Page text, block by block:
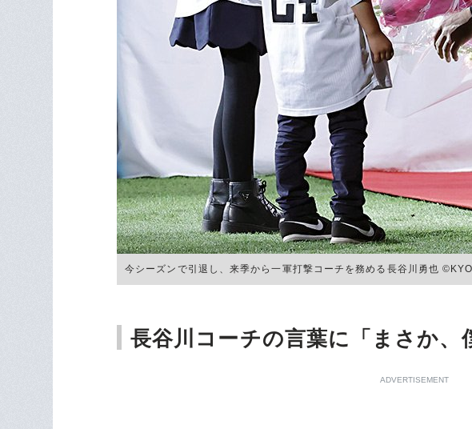
今シーズンで引退し、来季から一軍打撃コーチを務める長谷川勇也
長谷川コーチの言葉に「まさか、
ADVERTISEMENT